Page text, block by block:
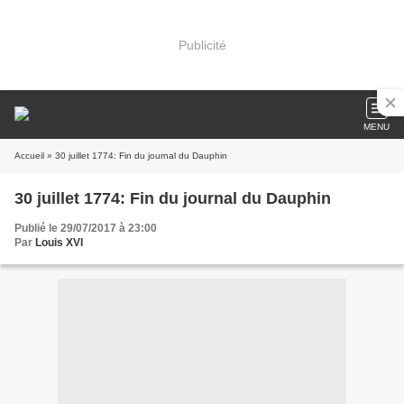
Publicité
MENU
Accueil » 30 juillet 1774: Fin du journal du Dauphin
30 juillet 1774: Fin du journal du Dauphin
Publié le 29/07/2017 à 23:00
Par Louis XVI